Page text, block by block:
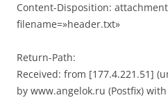
Content-Disposition:
filename=»header.txt»
Return-Path:
Received: from [177.4.221.51]
by www.angelok.ru (Postfix) with